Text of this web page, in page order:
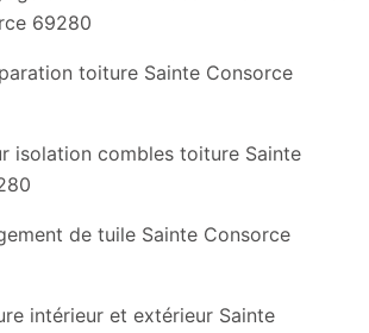
69280
toiture Sainte Consorce
isolation combles toiture Sainte
de tuile Sainte Consorce
intérieur et extérieur Sainte